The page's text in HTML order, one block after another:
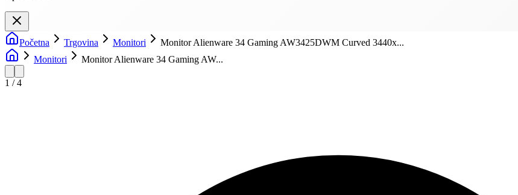
Početna Trgovina Monitori
Monitor Alienware 34 Gaming AW3425DWM Curved 3440x...
Monitori
Monitor Alienware 34 Gaming AW...
1 /4